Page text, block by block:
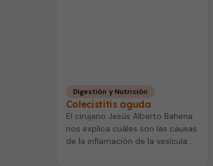
Digestión y Nutrición
Colecistitis aguda
El cirujano Jesús Alberto Bahena
nos explica cuáles son las causas
de la inflamación de la vesícula.